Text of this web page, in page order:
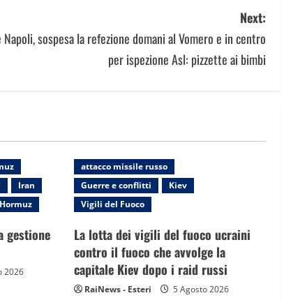
Next:
Napoli, sospesa la refezione domani al Vomero e in centro
per ispezione Asl: pizzette ai bimbi
Iran
gestione
2026
attacco missile russo
Guerre e conflitti
Kiev
Vigili del Fuoco
La lotta dei vigili del fuoco ucraini
contro il fuoco che avvolge la
capitale Kiev dopo i raid russi
RaiNews - Esteri 5 Agosto 2026